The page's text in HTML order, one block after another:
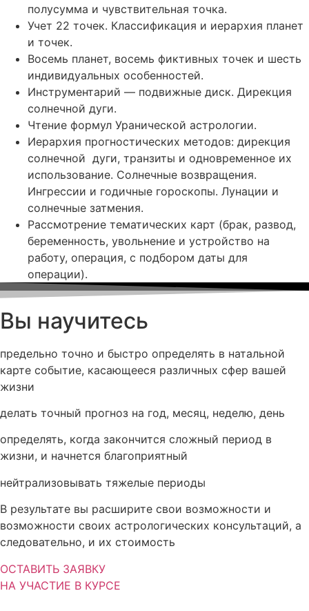
полусумма и чувствительная точка.
Учет 22 точек. Классификация и иерархия планет
и точек.
Восемь планет, восемь фиктивных точек и шесть
индивидуальных особенностей.
Инструментарий — подвижные диск. Дирекция
солнечной дуги.
Чтение формул Уранической астрологии.
Иерархия прогностических методов: дирекция
солнечной дуги, транзиты и одновременное их
использование. Солнечные возвращения.
Ингрессии и годичные гороскопы. Лунации и
солнечные затмения.
Рассмотрение тематических карт (брак, развод,
беременность, увольнение и устройство на
работу, операция, с подбором даты для
операции).
Вы научитесь
предельно точно и быстро определять в натальной
карте событие, касающееся различных сфер вашей
жизни
делать точный прогноз на год, месяц, неделю, день
определять, когда закончится сложный период в
жизни, и начнется благоприятный
нейтрализовывать тяжелые периоды
В результате вы расширите свои возможности и
возможности своих астрологических консультаций, а
следовательно, и их стоимость
ОСТАВИТЬ ЗАЯВКУ
НА УЧАСТИЕ В КУРСЕ